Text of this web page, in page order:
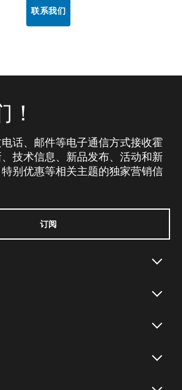
联系我们
话、邮件等电子通信方式接收霍
技术信息、新品发布、活动和新
别优惠等相关主题的独家营销信
订阅